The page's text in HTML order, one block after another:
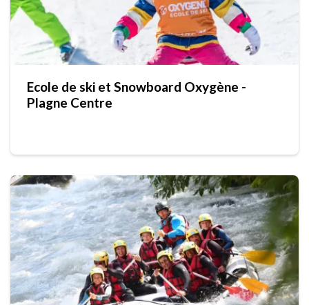
Ecole de ski et Snowboard Oxygène -
Plagne Centre